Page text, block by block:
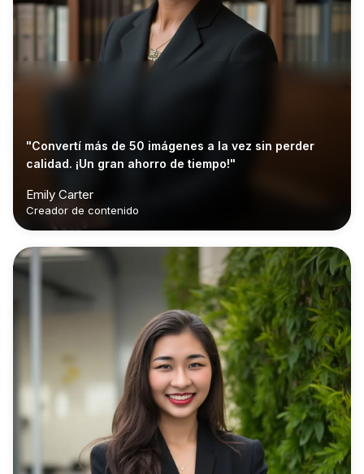
"Convertí más de 50 imágenes a la vez sin perder
calidad. ¡Un gran ahorro de tiempo!"
Emily Carter
Creador de contenido